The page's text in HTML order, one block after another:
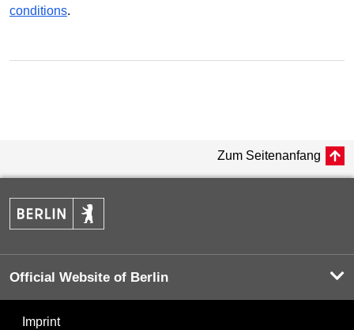
conditions.
Zum Seitenanfang
Official Website of Berlin
Imprint